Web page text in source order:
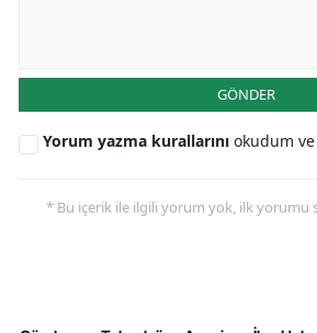
GÖNDER
Yorum yazma kurallarını okudum
* Bu içerik ile ilgili yorum yok, ilk yorumu